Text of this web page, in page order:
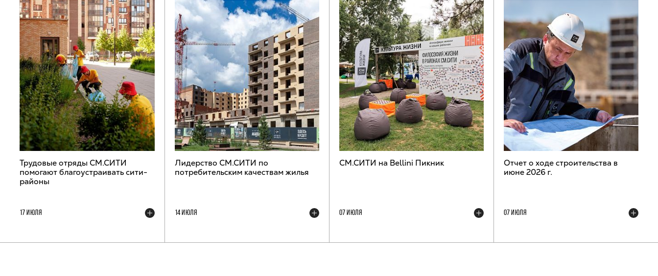
Трудовые отряды СМ.СИТИ
помогают благоустраивать сити-
районы
17 ИЮЛЯ
Лидерство СМ.СИТИ по
потребительским качествам жилья
14 ИЮЛЯ
СМ.СИТИ на Bellini Пикник
07 ИЮЛЯ
Отчет о ходе строительства в
июне 2026 г.
07 ИЮЛЯ